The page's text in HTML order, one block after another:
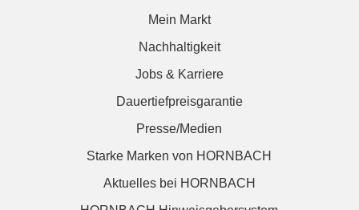
Mein Markt
Nachhaltigkeit
Jobs & Karriere
Dauertiefpreisgarantie
Presse/Medien
Starke Marken von HORNBACH
Aktuelles bei HORNBACH